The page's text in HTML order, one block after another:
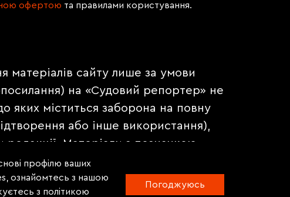
офертою та правилами користування.
матеріалів сайту лише за умови
на «Судовий репортер» не
яких міститься заборона на повну
або інше використання),
Матеріали з позначкою
на правах реклами.
профілю ваших
ознайомтесь з нашою
з політикою
Погоджуюсь